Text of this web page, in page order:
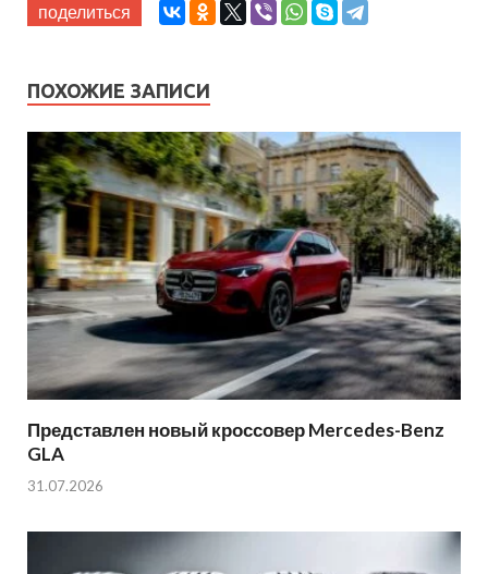
поделиться
ПОХОЖИЕ ЗАПИСИ
Представлен новый кроссовер Mercedes-Benz
GLA
31.07.2026